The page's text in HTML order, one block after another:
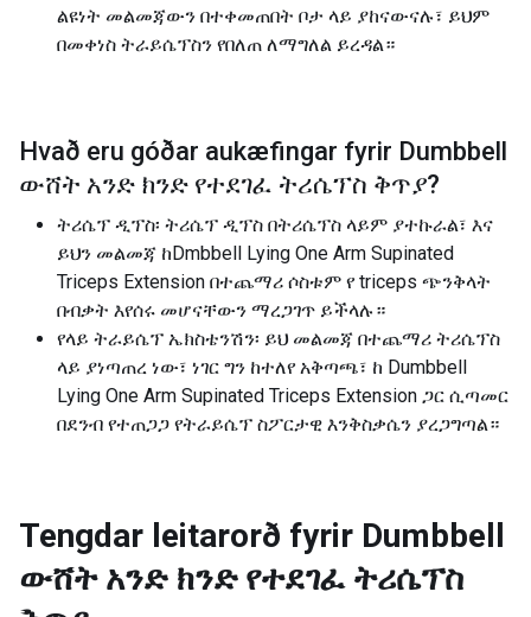
ልዩነት መልመጃውን በተቀመጠበት ቦታ ላይ ያከናውናሉ፣ ይህም
በመቀነስ ትራይሴፕስን የበለጠ ለማግለል ይረዳል።
Hvað eru góðar aukæfingar fyrir Dumbbell
ውሸት አንድ ክንድ የተደገፈ ትሪሴፕስ ቅጥያ?
ትሪሴፕ ዲፕስ፡ ትሪሴፕ ዲፕስ በትሪሴፕስ ላይም ያተኩራል፣ እና
ይህን መልመጃ ከDmbbell Lying One Arm Supinated
Triceps Extension በተጨማሪ ሶስቱም የ triceps ጭንቅላት
በብቃት እየሰሩ መሆናቸውን ማረጋገጥ ይችላሉ።
የላይ ትራይሴፕ ኤክስቴንሽን፡ ይህ መልመጃ በተጨማሪ ትሪሴፕስ
ላይ ያነጣጠረ ነው፣ ነገር ግን ከተለየ አቅጣጫ፣ ከ Dumbbell
Lying One Arm Supinated Triceps Extension ጋር ሲጣመር
በደንብ የተጠጋጋ የትራይሴፕ ስፖርታዊ እንቅስቃሴን ያረጋግጣል።
Tengdar leitarorð fyrir Dumbbell
ውሸት አንድ ክንድ የተደገፈ ትሪሴፕስ